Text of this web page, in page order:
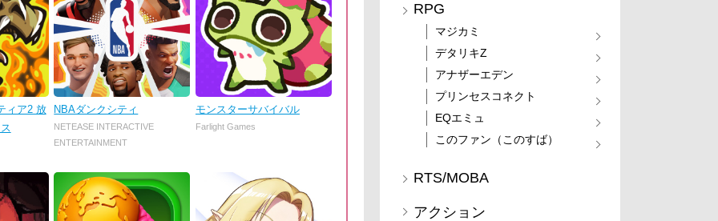
ィア2 放
NBAダンクシティ
NETEASE INTERACTIVE
ENTERTAINMENT
モンスターサバイバル
Farlight Games
RPG
マジカミ
デタリキZ
アナザーエデン
プリンセスコネクト
EQエミュ
このファン（このすば）
RTS/MOBA
アクション